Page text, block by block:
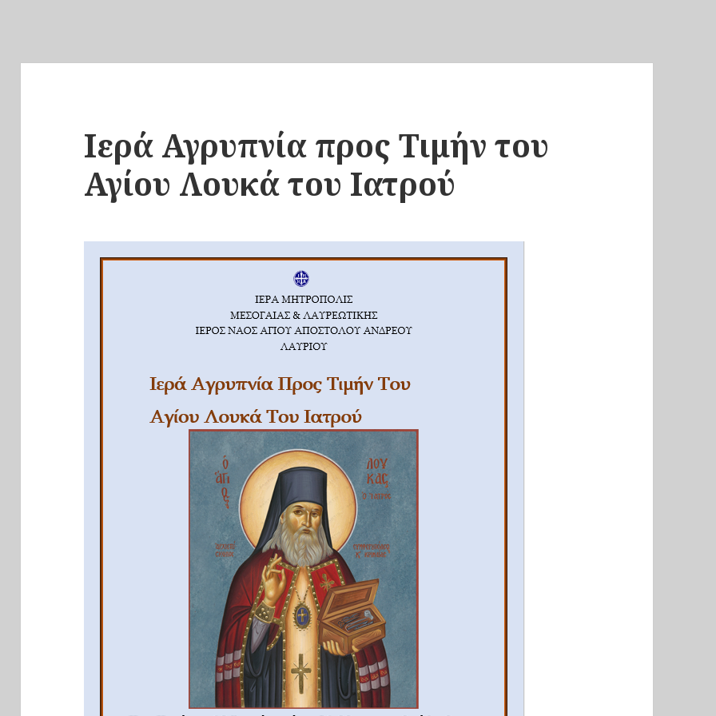
Ιερά Αγρυπνία προς Τιμήν του
Αγίου Λουκά του Ιατρού